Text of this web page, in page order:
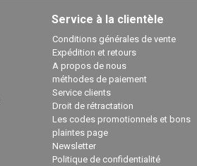
Service à la clientèle
Conditions générales de vente
Expédition et retours
A propos de nous
méthodes de paiement
Service clients
Droit de rétractation
Les codes promotionnels et bons
plaintes page
Newsletter
Politique de confidentialité